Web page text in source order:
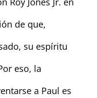
de que,
su espíritu
eso, la
a Paul es